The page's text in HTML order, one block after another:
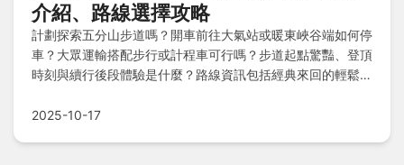
介紹、路線選擇攻略
計劃探索五分山步道嗎？開車前往大氣站或暖東峽谷端如何停
車？大眾運輸搭配步行或計程車可行嗎？步道起點驚豔、登頂
時刻與續行後段體驗是什麼？路線資訊包括經典來回的輕鬆推
近景點與注意事項全解析。
2025-10-17